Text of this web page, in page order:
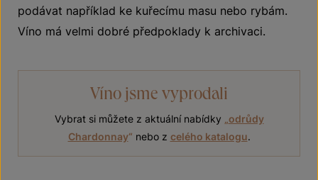
podávat například ke kuřecímu masu nebo rybám.
Víno má velmi dobré předpoklady k archivaci.
Víno jsme vyprodali
Vybrat si můžete z aktuální nabídky
odrůdy
Chardonnay“ nebo z celého katalogu.